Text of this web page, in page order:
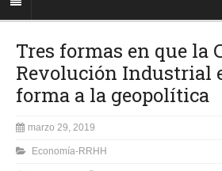
Tres formas en que la
Revolución Industrial
forma a la geopolítica
marzo 29, 2019
Economía-RRHH